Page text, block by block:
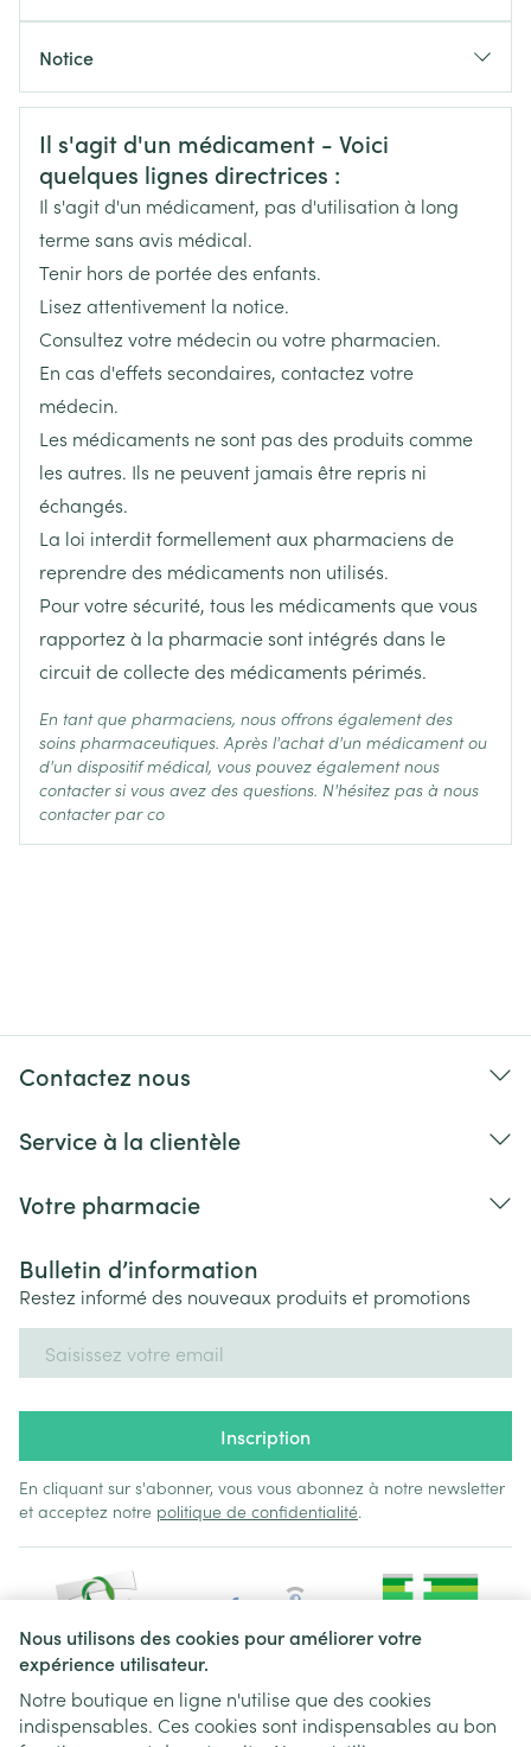
Nous utilisons des cookies pour améliorer votre
expérience utilisateur.
Notre boutique en ligne n'utilise que des cookies
indispensables. Ces cookies sont indispensables au bon
Fabricants Sanofi
Largeur
Longueur 130 mm
Profondeur 48 mm
Notice
Français
Allemand
Allemand
Néerlandais
Informations sur la sécurité
Il s'agit d'un médicament - Voici
quelques lignes directrices :
Il s'agit d'un médicament, pas d'utilisation à long
terme sans avis médical.
Tenir hors de portée des enfants.
Lisez attentivement la notice.
Consultez votre médecin ou votre pharmacien.
En cas d'effets secondaires, contactez votre
médecin.
Les médicaments ne sont pas des produits comme
les autres. Ils ne peuvent jamais être repris ni
échangés.
La loi interdit formellement aux pharmaciens de
reprendre des médicaments non utilisés.
Pour votre sécurité, tous les médicaments que vous
rapportez à la pharmacie sont intégrés dans le
circuit de collecte des médicaments périmés.
En tant que pharmaciens, nous offrons également des
soins pharmaceutiques. Après l'achat d'un médicament ou
d'un dispositif médical, vous pouvez également nous
contacter si vous avez des questions. N'hésitez pas à nous
contacter par co
Contactez nous
Service à la clientèle
Votre pharmacie
Bulletin d’information
Restez informé des nouveaux produits et promotions
Inscription
En cliquant sur s'abonner, vous vous abonnez à notre newsletter
et acceptez notre politique de confidentialité.